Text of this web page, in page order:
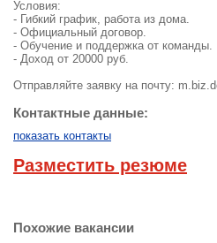
Условия:
- Гибкий график, работа из дома.
- Официальный договор.
- Обучение и поддержка от команды.
- Доход от 20000 руб.
Отправляйте заявку на почту:
Контактные данные:
показать контакты
Разместить резюме
Похожие вакансии